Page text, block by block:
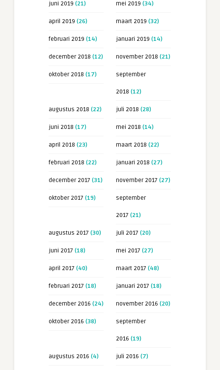
juni 2019 (21) mei 2019 (34)
april 2019 (26) maart 2019 (32)
februari 2019 (14) januari 2019 (14)
december 2018 (12) november 2018 (21)
oktober 2018 (17) september
2018 (12)
augustus 2018 (22) juli 2018 (28)
juni 2018 (17) mei 2018 (14)
april 2018 (23) maart 2018 (22)
februari 2018 (22) januari 2018 (27)
december 2017 (31) november 2017 (27)
oktober 2017 (19) september
2017 (21)
augustus 2017 (30) juli 2017 (20)
juni 2017 (18) mei 2017 (27)
april 2017 (40) maart 2017 (48)
februari 2017 (18) januari 2017 (18)
december 2016 (24) november 2016 (20)
oktober 2016 (38) september
2016 (19)
augustus 2016 (4) juli 2016 (7)